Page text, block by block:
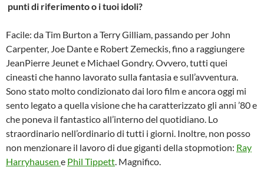
punti di riferimento o i tuoi idoli?
Facile: da Tim Burton a Terry Gilliam, passando per John
Carpenter, Joe Dante e Robert Zemeckis, fino a raggiungere
JeanPierre Jeunet e Michael Gondry. Ovvero, tutti quei
cineasti che hanno lavorato sulla fantasia e sull’avventura.
Sono stato molto condizionato dai loro film e ancora oggi mi
sento legato a quella visione che ha caratterizzato gli anni ’80 e
che poneva il fantastico all’interno del quotidiano. Lo
straordinario nell’ordinario di tutti i giorni. Inoltre, non posso
non menzionare il lavoro di due giganti della stop­motion: Ray
Harryhausen e Phil Tippett. Magnifico.